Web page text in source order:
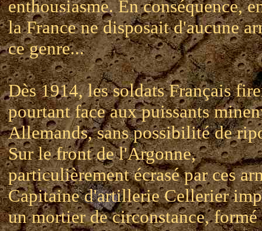
enthousiasme. En conséquence,
la France ne disposait d'aucune
ce genre...
Dès 1914, les soldats Français
pourtant face aux puissants
Allemands, sans possibilité de
Sur le front de l'Argonne,
particulièrement écrasé par ces
Capitaine d'artillerie Cellerier
un mortier de circonstance, formé